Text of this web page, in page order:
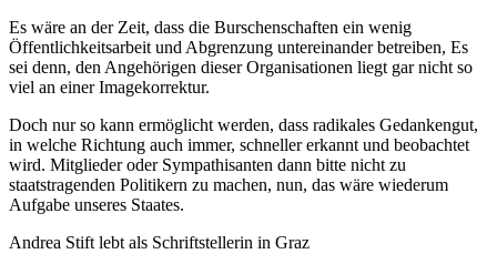
Es wäre an der Zeit, dass die Burschenschaften ein wenig
Öffentlichkeitsarbeit und Abgrenzung untereinander betreiben, Es
sei denn, den Angehörigen dieser Organisationen liegt gar nicht so
viel an einer Imagekorrektur.
Doch nur so kann ermöglicht werden, dass radikales Gedankengut,
in welche Richtung auch immer, schneller erkannt und beobachtet
wird. Mitglieder oder Sympathisanten dann bitte nicht zu
staatstragenden Politikern zu machen, nun, das wäre wiederum
Aufgabe unseres Staates.
Andrea Stift lebt als Schriftstellerin in Graz